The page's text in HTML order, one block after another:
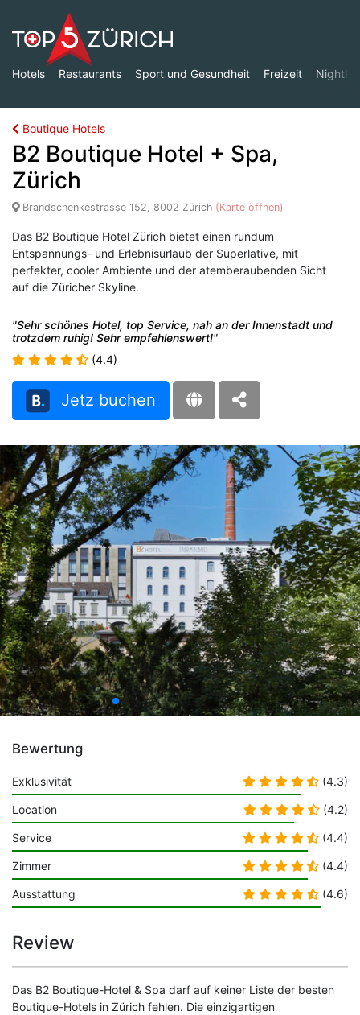
Hotels Restaurants Sport und Gesundheit Freizeit Nightlife
Boutique Hotels
B2 Boutique Hotel + Spa,
Zürich
View location on map
Brandschenkestrasse 152, 8002 Zürich (Karte öffnen)
Das B2 Boutique Hotel Zürich bietet einen rundum
Entspannungs- und Erlebnisurlaub der Superlative, mit
perfekter, cooler Ambiente und der atemberaubenden Sicht
auf die Züricher Skyline.
"Sehr schönes Hotel, top Service, nah an der Innenstadt und
trotzdem ruhig! Sehr empfehlenswert!"
(4.4)
Jetz buchen
Bewertung
Exklusivität (4.3)
Location (4.2)
Service (4.4)
Zimmer (4.4)
Ausstattung (4.6)
Review
Das B2 Boutique-Hotel & Spa darf auf keiner Liste der besten
Boutique-Hotels in Zürich fehlen. Die einzigartigen